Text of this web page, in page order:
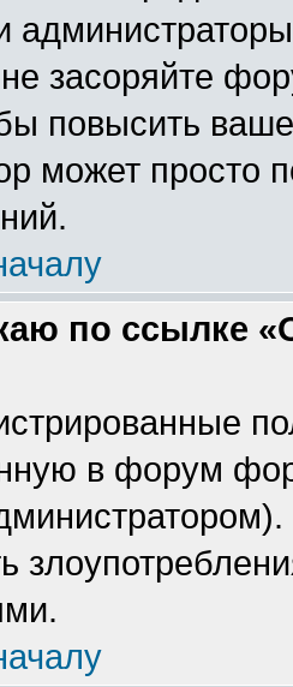
засоряйте
повысить
может просто
по ссылке
в форум